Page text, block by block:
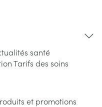
santé
Tarifs des soins
et promotions